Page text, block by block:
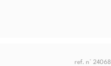
ref. n° 24068